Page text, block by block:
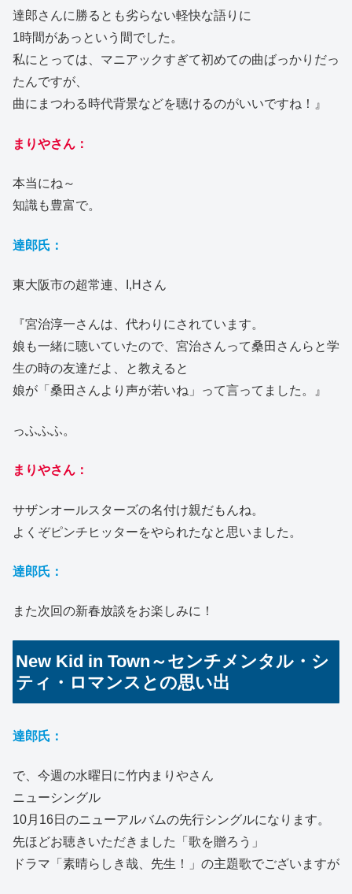
達郎さんに勝るとも劣らない軽快な語りに
1時間があっという間でした。
私にとっては、マニアックすぎて初めての曲ばっかりだっ
たんですが、
曲にまつわる時代背景などを聴けるのがいいですね！』
まりやさん：
本当にね～
知識も豊富で。
達郎氏：
東大阪市の超常連、I,Hさん
『宮治淳一さんは、代わりにされています。
娘も一緒に聴いていたので、宮治さんって桑田さんらと学
生の時の友達だよ、と教えると
娘が「桑田さんより声が若いね」って言ってました。』
っふふふ。
まりやさん：
サザンオールスターズの名付け親だもんね。
よくぞピンチヒッターをやられたなと思いました。
達郎氏：
また次回の新春放談をお楽しみに！
New Kid in Town～センチメンタル・シ
ティ・ロマンスとの思い出
達郎氏：
で、今週の水曜日に竹内まりやさん
ニューシングル
10月16日のニューアルバムの先行シングルになります。
先ほどお聴きいただきました「歌を贈ろう」
ドラマ「素晴らしき哉、先生！」の主題歌でございますが